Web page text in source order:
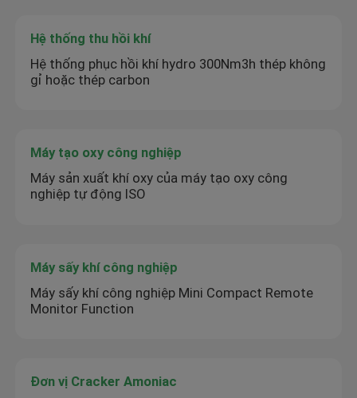
Hệ thống thu hồi khí
Hệ thống phục hồi khí hydro 300Nm3h thép không
gỉ hoặc thép carbon
Máy tạo oxy công nghiệp
Máy sản xuất khí oxy của máy tạo oxy công
nghiệp tự động ISO
Máy sấy khí công nghiệp
Máy sấy khí công nghiệp Mini Compact Remote
Monitor Function
Đơn vị Cracker Amoniac